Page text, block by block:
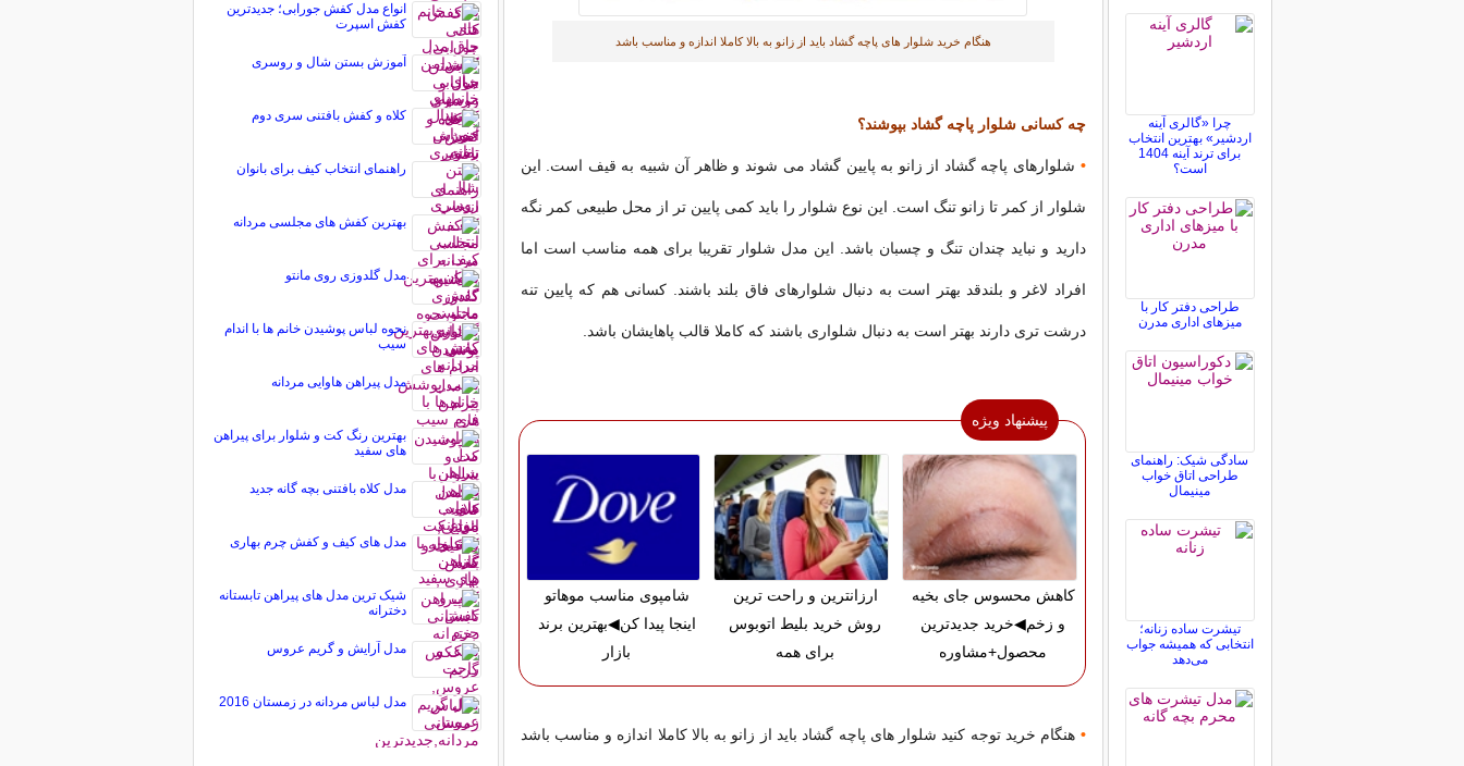
هنگام خرید شلوار های پاچه گشاد باید از زانو به بالا کاملا اندازه و مناسب باشد
چه کسانی شلوار پاچه گشاد بپوشند؟
• شلوارهای پاچه گشاد از زانو به پایین گشاد می شوند و ظاهر آن شبیه به قیف است. این
شلوار از کمر تا زانو تنگ است. این نوع شلوار را باید کمی پایین تر از محل طبیعی کمر نگه
دارید و نباید چندان تنگ و چسبان باشد. این مدل شلوار تقریبا برای همه مناسب است اما
افراد لاغر و بلندقد بهتر است به دنبال شلوارهای فاق بلند باشند. کسانی هم که پایین تنه
درشت تری دارند بهتر است به دنبال شلواری باشند که کاملا قالب پاهايشان باشد.
پیشنهاد ویژه
کاهش محسوس جای بخیه
و زخم◀خرید جدیدترین
محصول+مشاوره
ارزانترین و راحت ترین
روش خرید بلیط اتوبوس
برای همه
شامپوی مناسب موهاتو
اینجا پیدا کن◀بهترین برند
بازار
• هنگام خرید توجه کنید شلوار های پاچه گشاد باید از زانو به بالا کاملا اندازه و مناسب باشد
چرا «گالری آینه
اردشیر» بهترین انتخاب
برای ترند آینه 1404
است؟
طراحی دفتر کار با
میزهای اداری مدرن
سادگی شیک: راهنمای
طراحی اتاق خواب
مینیمال
تیشرت ساده زنانه؛
انتخابی که همیشه جواب
می‌دهد
انواع مدل کفش جورابی؛ جدیدترین
کفش اسپرت
آموزش بستن شال و روسری
کلاه و کفش بافتنی سری دوم
راهنمای انتخاب کیف برای بانوان
بهترین کفش های مجلسی مردانه
مدل گلدوزی روی مانتو
نحوه لباس پوشیدن خانم ها با اندام
سیب
مدل پیراهن هاوایی مردانه
بهترین رنگ کت و شلوار برای پیراهن
های سفید
مدل کلاه بافتنی بچه گانه جدید
مدل های کیف و کفش چرم بهاری
شیک ترین مدل های پیراهن تابستانه
دخترانه
مدل آرایش و گریم عروس
مدل لباس مردانه در زمستان 2016